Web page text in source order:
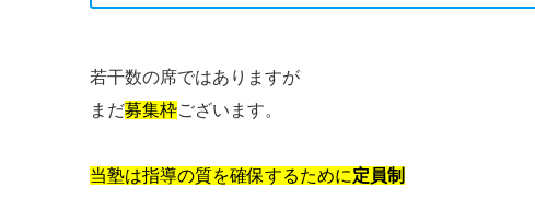
若干数の席ではありますが
まだ募集枠ございます。
当塾は指導の質を確保するために定員制